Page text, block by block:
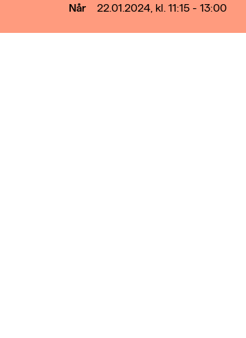
Når 22.01.2024, kl. 11:15 - 13:00